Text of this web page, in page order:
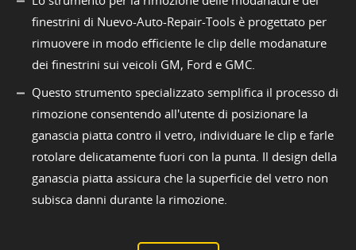
finestrini di Nuevo-Auto-Repair-Tools è progettato per
rimuovere in modo efficiente le clip delle modanature
dei finestrini sui veicoli GM, Ford e GMC.
Questo strumento specializzato semplifica il processo di
rimozione consentendo all'utente di posizionare la
ganascia piatta contro il vetro, individuare le clip e farle
rotolare delicatamente fuori con la punta. Il design della
ganascia piatta assicura che la superficie del vetro non
subisca danni durante la rimozione.